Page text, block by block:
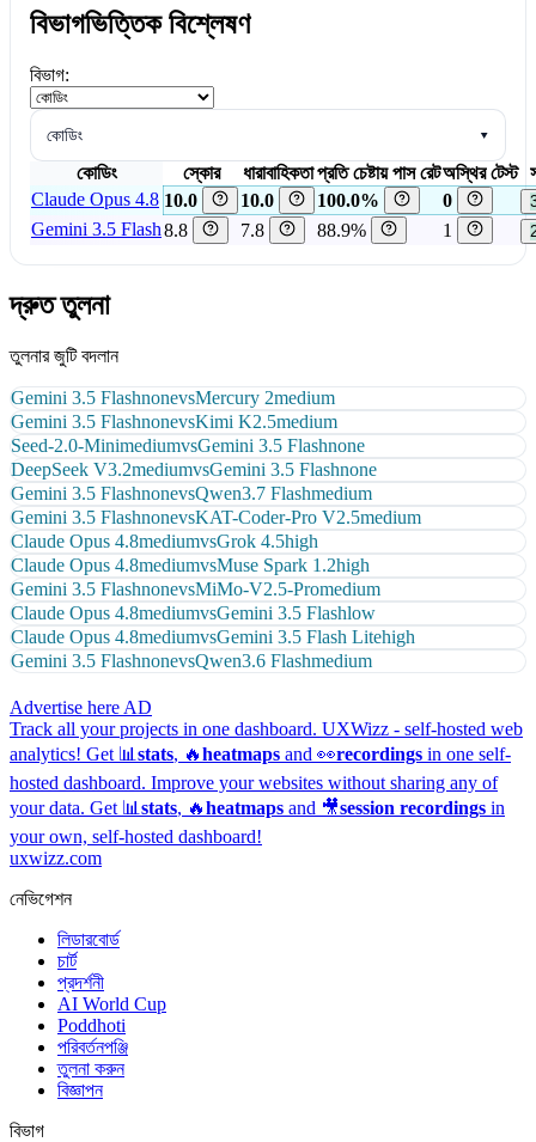
বিভাগভিত্তিক বিশ্লেষণ
বিভাগ:
কোডিং ▾
কোডিং স্কোর ধারাবাহিকতা প্রতি চেষ্টায় পাস রেটঅস্থির টেস্ট
Claude Opus 4.8 10.0 10.0 100.0% 0
Gemini 3.5 Flash8.8 7.8 88.9% 1
দ্রুত তুলনা
তুলনার জুটি বদলান
Gemini 3.5 FlashnonevsMercury 2medium
Gemini 3.5 FlashnonevsKimi K2.5medium
Seed-2.0-MinimediumvsGemini 3.5 Flashnone
DeepSeek V3.2mediumvsGemini 3.5 Flashnone
Gemini 3.5 FlashnonevsQwen3.7 Flashmedium
Gemini 3.5 FlashnonevsKAT-Coder-Pro V2.5medium
Claude Opus 4.8mediumvsGrok 4.5high
Claude Opus 4.8mediumvsMuse Spark 1.2high
Gemini 3.5 FlashnonevsMiMo-V2.5-Promedium
Claude Opus 4.8mediumvsGemini 3.5 Flashlow
Claude Opus 4.8mediumvsGemini 3.5 Flash Litehigh
Gemini 3.5 FlashnonevsQwen3.6 Flashmedium
Advertise here AD
Track all your projects in one dashboard. UXWizz - self-hosted web
analytics! Get 📊 stats, 🔥heatmaps and 👀recordings in one self-
hosted dashboard. Improve your websites without sharing any of
your data. Get 📊 stats, 🔥heatmaps and 🎥session recordings in
your own, self-hosted dashboard!
uxwizz.com
নেভিগেশন
লিডারবোর্ড
চার্ট
প্রদর্শনী
AI World Cup
Poddhoti
পরিবর্তনপঞ্জি
তুলনা করুন
বিজ্ঞাপন
বিভাগ